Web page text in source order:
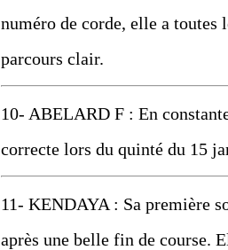
numéro de corde, elle a toutes
parcours clair.
10- ABELARD F : En
correcte lors du quinté du 15
11- KENDAYA : Sa première
après une belle fin de course.